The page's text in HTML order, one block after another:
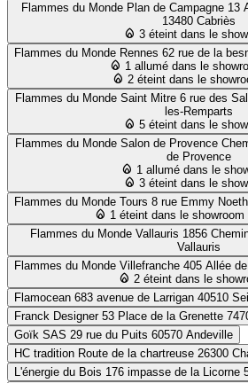
Flammes du Monde Plan de Campagne 13
13480 Cabriès
3 éteint dans le
Flammes du Monde Rennes
1 allumé dans le
2 éteint dans le
Flammes du Monde Saint Mitre 6 rue des Salicornes
les-Remparts
5 éteint dans le
Flammes du Monde Salon de Provence Chemin
de Provence
1 allumé dans le
3 éteint dans le
Flammes du Monde Tours
1 éteint dans le showroom
Flammes du Monde Vallauris 1856 Chemin
Vallauris
Flammes du Monde Villefranche
2 éteint dans le
Flamocean
683
Franck Designer
Goïk SAS
29 rue du Puits 60570 Andeville
HC tradition
Route
L'énergie du Bois